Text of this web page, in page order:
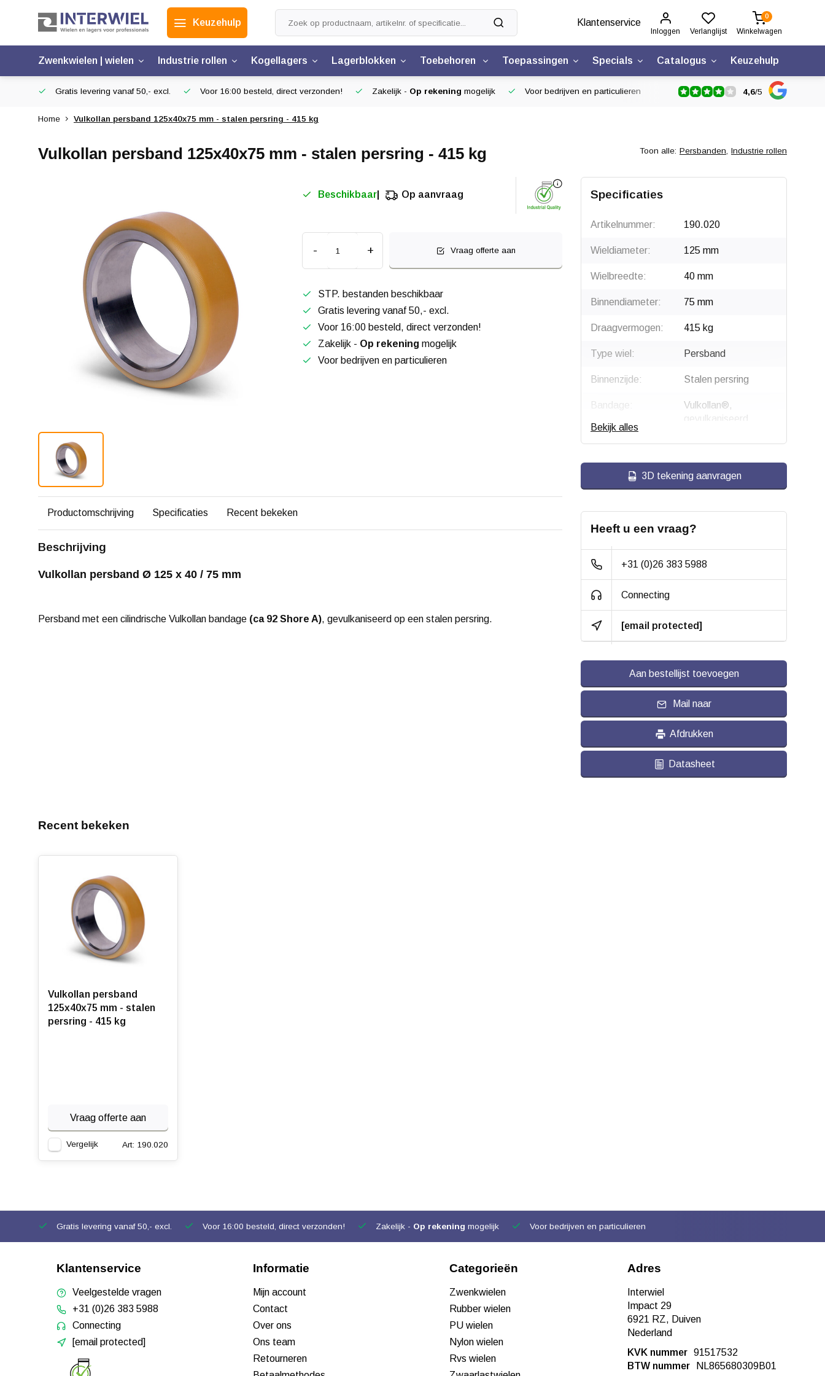
Keuzehulp Klantenservice
Inloggen Verlanglijst
0
Winkelwagen
Zwenkwielen | wielen Industrie rollen Kogellagers Lagerblokken Toebehoren Toepassingen Specials Catalogus Keuzehulp
Gratis levering vanaf 50,- excl. Voor 16:00 besteld, direct verzonden! Zakelijk - Op rekening mogelijk Voor bedrijven en particulieren 4,6/5
Home Vulkollan persband 125x40x75 mm - stalen persring - 415 kg
Vulkollan persband 125x40x75 mm - stalen persring - 415 kg Toon alle: Persbanden, Industrie rollen
Beschikbaar Op aanvraag
- + Vraag offerte aan
STP. bestanden beschikbaar
Gratis levering vanaf 50,- excl.
Voor 16:00 besteld, direct verzonden!
Zakelijk - Op rekening mogelijk
Voor bedrijven en particulieren
Productomschrijving Specificaties Recent bekeken
Beschrijving
Vulkollan persband Ø 125 x 40 / 75 mm
Persband met een cilindrische Vulkollan bandage (ca 92 Shore A), gevulkaniseerd op een stalen persring.
Specificaties
Artikelnummer: 190.020
Wieldiameter: 125 mm
Wielbreedte: 40 mm
Binnendiameter: 75 mm
Draagvermogen: 415 kg
Type wiel: Persband
Binnenzijde: Stalen persring
Bandage:
Vulkollan®,
gevulkaniseerd
Type loopvlak: Cilindrisch
Temperatuur:
Bekijk alles
3D tekening aanvragen
Heeft u een vraag?
+31 (0)26 383 5988
Connecting
[email protected]
Aan bestellijst toevoegen
Mail naar
Afdrukken
Datasheet
Recent bekeken
Vulkollan persband
125x40x75 mm - stalen
persring - 415 kg
Vraag offerte aan
Vergelijk Art: 190.020
Gratis levering vanaf 50,- excl. Voor 16:00 besteld, direct verzonden! Zakelijk - Op rekening mogelijk Voor bedrijven en particulieren
Klantenservice
Veelgestelde vragen
+31 (0)26 383 5988
Connecting
[email protected]
Informatie
Mijn account
Contact
Over ons
Ons team
Retourneren
Categorieën
Zwenkwielen
Rubber wielen
PU wielen
Nylon wielen
Rvs wielen
Adres
Interwiel
Impact 29
6921 RZ, Duiven
Nederland
KVK nummer 91517532
BTW nummer
NL865680309B01